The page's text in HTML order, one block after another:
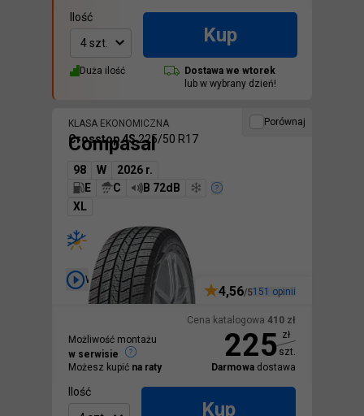
Ilość
4 szt.
Kup
Duża ilość Dostawa we wtorek
lub w wybrany dzień!
Porównaj
Wideo
KLASA EKONOMICZNA
Compasal
Crosstop 4S225/50 R17
98 W
2026 r.
E
C
B 72dB
XL
Cena katalogowa 410 zł
225 zł
szt.
Darmowa dostawa
4,56/5151 opinii
Możliwość montażu
w serwisie
Możesz kupić na raty
Ilość
Kup